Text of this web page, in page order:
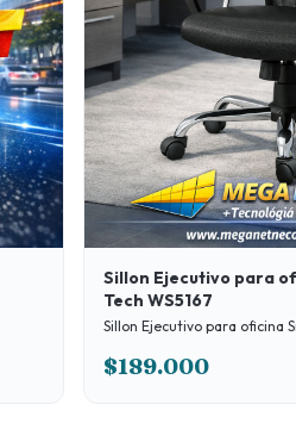
Sillon Ejecutivo para
Tech WS5167
Sillon Ejecutivo para oficina
$189.000